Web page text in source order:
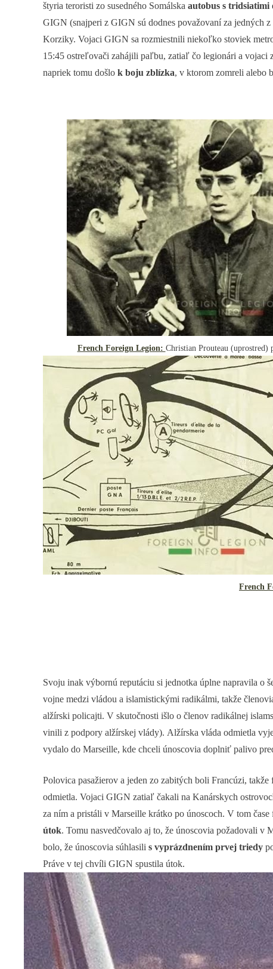
štyria teroristi zo susedného Somálska autobus s tridsiatimi
GIGN (snajperi z GIGN sú dodnes považovaní za jedných
Korziky. Vojaci GIGN sa rozmiestnili niekoľko stoviek
15:45 ostreľovači zahájili paľbu, zatiaľ čo legionári a vojaci
napriek tomu došlo k boju zblízka, v ktorom zomreli alebo
French Foreign Legion: Christian Prouteau (uprostred)
French
Svoju inak výbornú reputáciu si jednotka úplne napravila o
vojne medzi vládou a islamistickými radikálmi, takže
alžírski policajti. V skutočnosti išlo o členov radikálnej
vinili z podpory alžírskej vlády). Alžírska vláda odmietla
vydalo do Marseille, kde chceli únoscovia doplniť palivo
Polovica pasažierov a jeden zo zabitých boli Francúzi, takže
odmietla. Vojaci GIGN zatiaľ čakali na Kanárskych
za ním a pristáli v Marseille krátko po únoscoch. V tom
útok. Tomu nasvedčovalo aj to, že únoscovia požadovali v
bolo, že únoscovia súhlasili s vyprázdnením prvej triedy
Práve v tej chvíli GIGN spustila útok.